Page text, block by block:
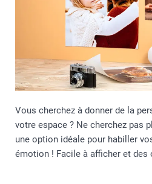
Vous cherchez à donner de la
votre espace ? Ne cherchez pas
une option idéale pour habiller
émotion ! Facile à afficher et